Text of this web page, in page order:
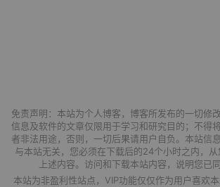
免责声明：本站为个人博客，博客所发布的一切修
信息及软件的文章仅限用于学习和研究目的；不得
者非法用途，否则，一切后果请用户自负。本站信
与本站无关，您必须在下载后的24个小时之内，
上述内容。访问和下载本站内容，说明您已
本站为非盈利性站点，VIP功能仅仅作为用户喜欢